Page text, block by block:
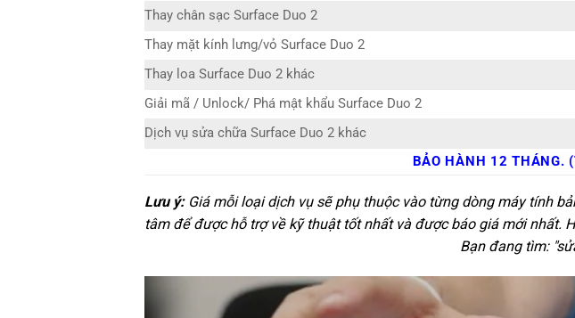
Thay chân sạc Surface Duo 2
Thay mặt kính lưng/vỏ Surface Duo 2
Thay loa Surface Duo 2 khác
Giải mã / Unlock/ Phá mật khẩu Surface Duo 2
Dịch vụ sửa chữa Surface Duo 2 khác
BẢO HÀNH 12 THÁNG.
Lưu ý:Giá mỗi loại dịch vụ sẽ phụ thuộc vào từng dòng máy tính
tâm để được hỗ trợ về kỹ thuật tốt nhất và được báo giá mới nhất.
Bạn đang tìm: "